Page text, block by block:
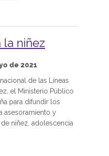
la niñez
de 2021
de las Líneas
el Ministerio Público
para difundir los
asesoramiento y
niñez, adolescencia